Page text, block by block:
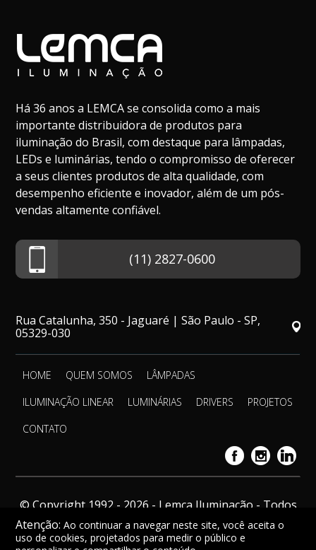
Há 36 anos a LEMCA se consolida como a mais
importante distribuidora de produtos para
iluminação do Brasil, com destaque para lâmpadas,
LEDs e luminárias, tendo o compromisso de oferecer
a seus clientes produtos de alta qualidade, com
desempenho eficiente e inovador, além de um pós-
vendas altamente confiável.
(11) 2827-0600
Rua Catalunha, 350 - Jaguaré | São Paulo - SP,
05329-030
HOME QUEM SOMOS
LÂMPADAS
ILUMINAÇÃO LINEAR
LUMINÁRIAS DRIVERS
PROJETOS
CONTATO
© Copyright 1992 - 2026 - Lemca Iluminação - Todos
os direitos reservados.
Atenção: Ao continuar a navegar neste site, você aceita o
uso de cookies, projetados para medir o público e